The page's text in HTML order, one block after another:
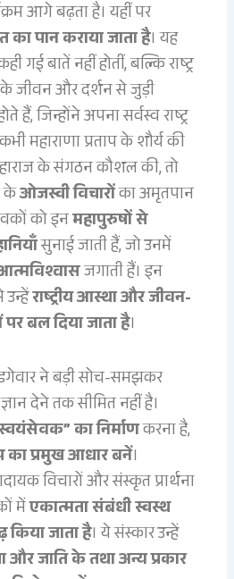
आगे बढ़ता है। यहीं पर
पान कराया जाता है। यह
बातें नहीं होतीं, बल्कि राष्ट्र
के जीवन और दर्शन से जुड़ी
हैं, जिन्होंने अपना सर्वस्व राष्ट्र
महाराणा प्रताप के शौर्य की
के संगठन कौशल की, तो
केओजस्वी विचारोंका अमृतपान
को इनमहापुरुषों से
सुनाई जाती हैं, जो उनमें
जगाती हैं। इन
उन्हेंराष्ट्रीय आस्था और जीवन-
बल दिया जाता है।
ने बड़ी सोच-समझकर
देने तक सीमित नहीं है।
का निर्माणकरना है,
का प्रमुख आधार बनें।
विचारों और संस्कृत प्रार्थना
मेंएकात्मता संबंधी स्वस्थ
जाता है। ये संस्कार उन्हें
और जाति के तथा अन्य प्रकार